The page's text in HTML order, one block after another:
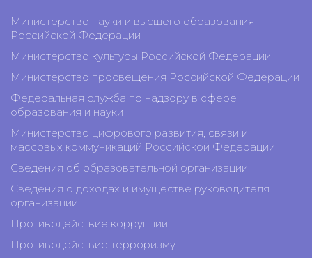
Министерство науки и высшего образования
Российской Федерации
Министерство культуры Российской Федерации
Министерство просвещения Российской Федерации
Федеральная служба по надзору в сфере
образования и науки
Министерство цифрового развития, связи и
массовых коммуникаций Российской Федерации
Сведения об образовательной организации
Сведения о доходах и имуществе руководителя
организации
Противодействие коррупции
Противодействие терроризму